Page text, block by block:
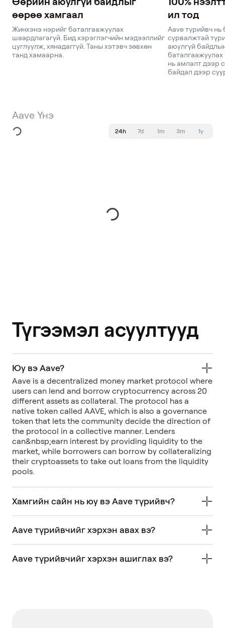
өөрөө хамгаал
Жинхэнэ нэрийг баталгаажуулах
шаардлагагүй. Бид хэрэглэгчийн мэдээллийг
цуглуулж, хянадаггүй. Таны хэтэвч зөвхөн
танд хамаарна.
ил тод
Aave түрийвч нь
сурвалжтай
аюулгүй
нь амлалт дээр
байдал дээр
Aave Үнэ
24h 7d 1m 3m 1y
Түгээмэл асуултууд
Юу вэ Aave?
Aave is a decentralized money market protocol where
users can lend and borrow cryptocurrency across 20
different assets as collateral. The protocol has a
native token called AAVE, which is also a governance
token that lets the community decide the direction of
the protocol in a collective manner. Lenders
can&nbsp;earn interest by providing liquidity to the
market, while borrowers can borrow by collateralizing
their cryptoassets to take out loans from the liquidity
pools.
Хамгийн сайн нь юу вэ Aave түрийвч?
Aave түрийвчийг хэрхэн авах вэ?
Aave түрийвчийг хэрхэн ашиглах вэ?